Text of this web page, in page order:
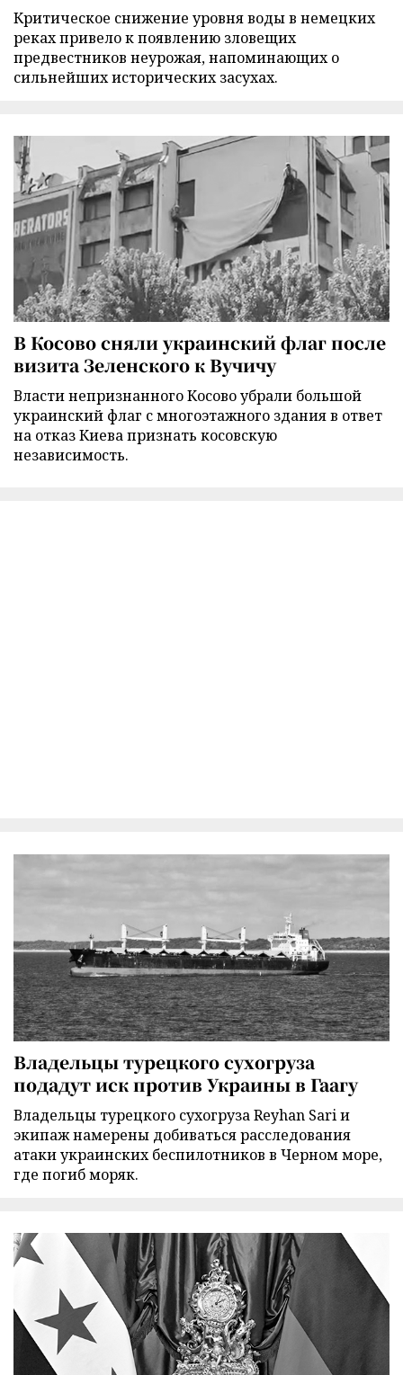
Критическое снижение уровня воды в немецких
реках привело к появлению зловещих
предвестников неурожая, напоминающих о
сильнейших исторических засухах.
В Косово сняли украинский флаг после
визита Зеленского к Вучичу
Власти непризнанного Косово убрали большой
украинский флаг с многоэтажного здания в ответ
на отказ Киева признать косовскую
независимость.
Владельцы турецкого сухогруза
подадут иск против Украины в Гаагу
Владельцы турецкого сухогруза Reyhan Sari и
экипаж намерены добиваться расследования
атаки украинских беспилотников в Черном море,
где погиб моряк.